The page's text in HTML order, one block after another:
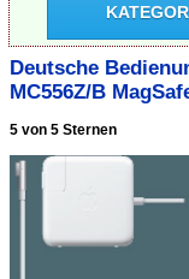
Deutsche
MC556Z/B
5 von 5 Sternen